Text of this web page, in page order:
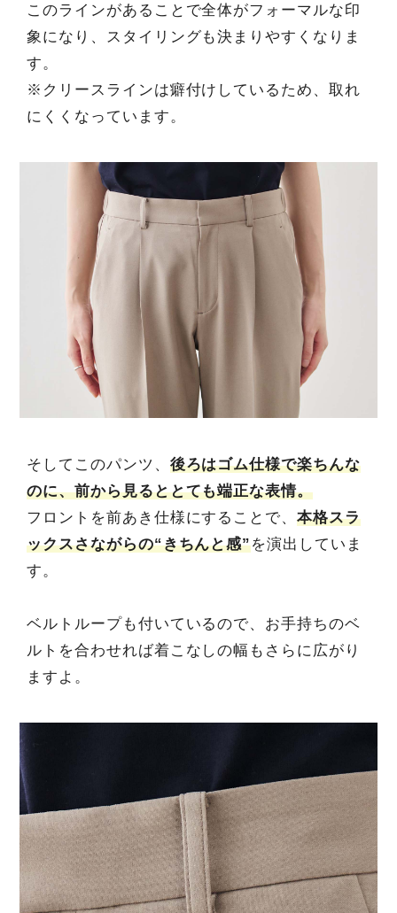
このラインがあることで全体がフォーマルな印
象になり、スタイリングも決まりやすくなりま
す。
※クリースラインは癖付けしているため、取れ
にくくなっています。
そしてこのパンツ、 後ろはゴム仕様で楽ちんな
のに、前から見るととても端正な表情。
フロントを前あき仕様にすることで、本格スラ
ックスさながらの“きちんと感”を演出していま
す。
ベルトループも付いているので、お手持ちのベ
ルトを合わせれば着こなしの幅もさらに広がり
ますよ。